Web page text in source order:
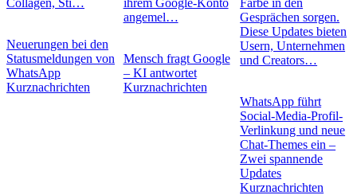
Neuerungen bei den
Statusmeldungen von
WhatsApp
Kurznachrichten
angemel…
Mensch fragt Google
– KI antwortet
Kurznachrichten
Gesprächen sorgen.
Diese Updates bieten
Usern, Unternehmen
und Creators…
WhatsApp führt
Social-Media-Profil-
Verlinkung und neue
Chat-Themes ein –
Zwei spannende
Updates
Kurznachrichten